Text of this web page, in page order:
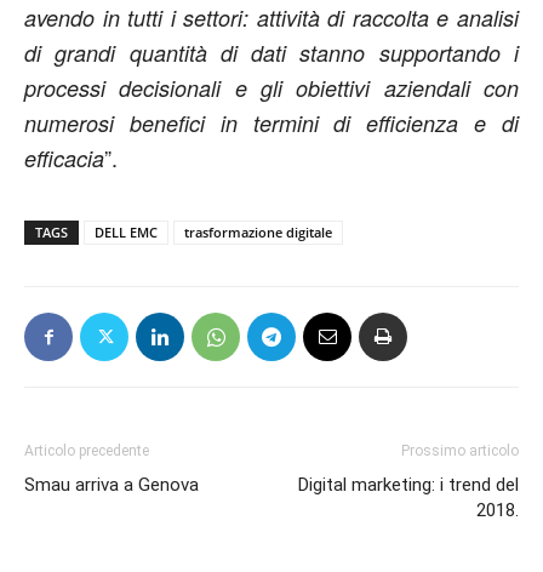
avendo in tutti i settori: attività di raccolta e analisi
di grandi quantità di dati stanno supportando i
processi decisionali e gli obiettivi aziendali con
numerosi benefici in termini di efficienza e di
efficacia”.
TAGS DELL EMC trasformazione digitale
Articolo precedente
Smau arriva a Genova
Prossimo articolo
Digital marketing: i trend del
2018.